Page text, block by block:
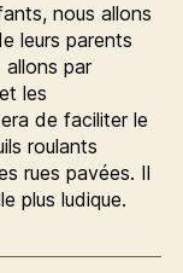
nous allons
leurs parents
allons par
les
de faciliter le
roulants
rues pavées. Il
plus ludique.